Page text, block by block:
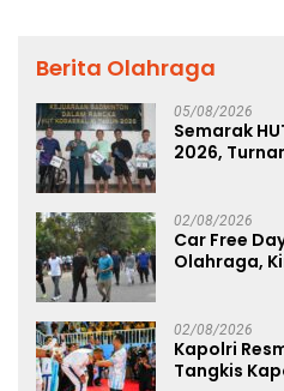
Berita Olahraga
05/08/2026
Semarak
2026,
02/08/2026
Car Free
Olahraga,
02/08/2026
Kapolri
Tangkis